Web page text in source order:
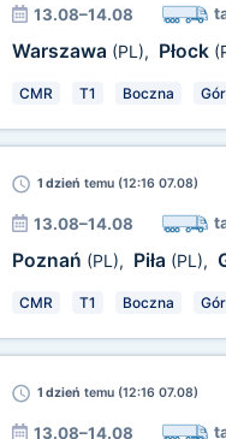
13.08–14.08
Warszawa (PL), Płock
CMR T1 Boczna
1 dzień temu (12:16 07.08)
13.08–14.08
Poznań (PL), Piła (PL),
CMR T1 Boczna
1 dzień temu (12:16 07.08)
13.08–14.08